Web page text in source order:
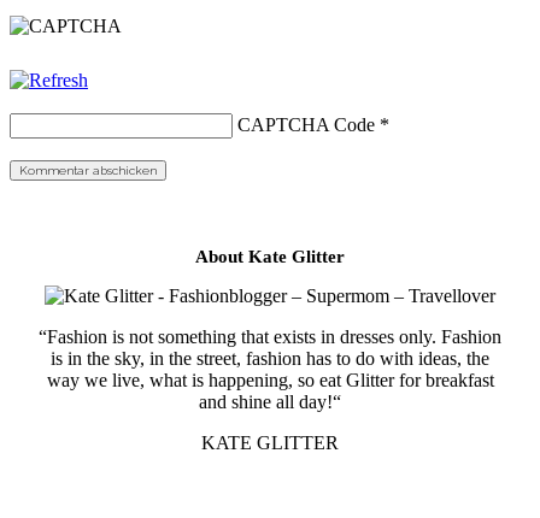
CAPTCHA Code *
About Kate Glitter
“Fashion is not something that exists in dresses only. Fashion
is in the sky, in the street, fashion has to do with ideas, the
way we live, what is happening, so eat Glitter for breakfast
and shine all day!“
KATE GLITTER